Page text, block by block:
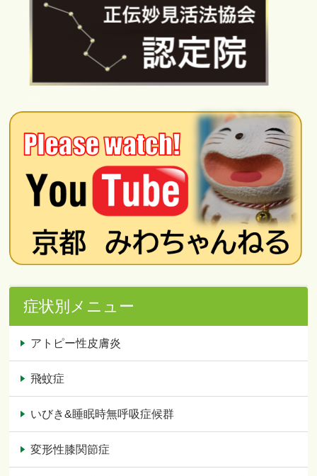
症状別メニュー
アトピー性皮膚炎
飛蚊症
いびき&睡眠時無呼吸症候群
変形性膝関節症